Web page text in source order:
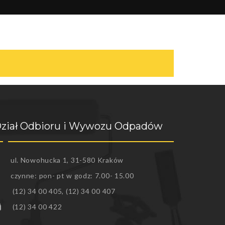
Odbioru i Wywozu Odpadów
ul. Nowohucka 1, 31-580 Kraków
czynne: pon- pt w godz: 7.00- 15.00
(12) 34 00 405, (12) 34 00 407
(12) 34 00 422